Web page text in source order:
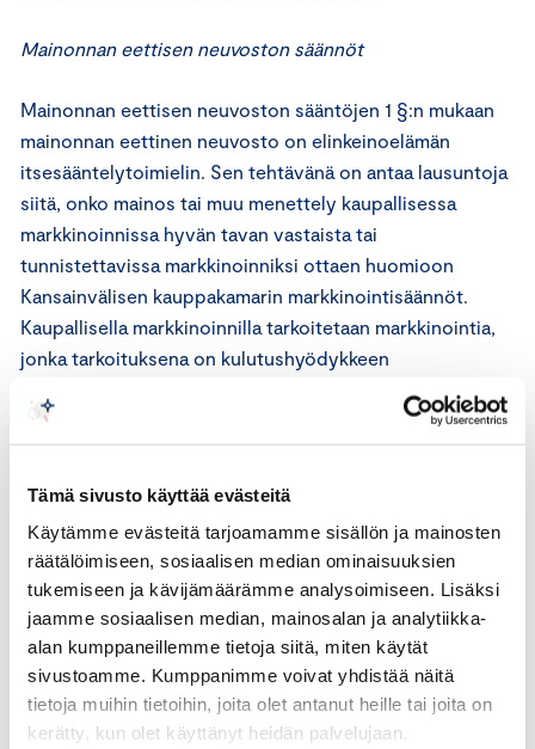
Tämä sivusto käyttää evästeitä
Käytämme evästeitä tarjoamamme sisällön ja mainosten
räätälöimiseen, sosiaalisen median ominaisuuksien
tukemiseen ja kävijämäärämme analysoimiseen. Lisäksi
jaamme sosiaalisen median, mainosalan ja analytiikka-
alan kumppaneillemme tietoja siitä, miten käytät
sivustoamme. Kumppanimme voivat yhdistää näitä
tietoja muihin tietoihin, joita olet antanut heille tai joita on
kerätty, kun olet käyttänyt heidän palvelujaan.
Mainonnan eettisen neuvoston säännöt
Mainonnan eettisen neuvoston sääntöjen 1 §:n mukaan
mainonnan eettinen neuvosto on elinkeinoelämän
itsesääntelytoimielin. Sen tehtävänä on antaa lausuntoja
siitä, onko mainos tai muu menettely kaupallisessa
markkinoinnissa hyvän tavan vastaista tai
tunnistettavissa markkinoinniksi ottaen huomioon
Kansainvälisen kauppakamarin markkinointisäännöt.
Kaupallisella markkinoinnilla tarkoitetaan markkinointia,
jonka tarkoituksena on kulutushyödykkeen
Kansainvälisen kauppakamarin (ICC) markkinointisäännöt
ICC:n markkinointisääntöjen 7 artiklan mukaan
markkinoinnin on oltava esitystavasta ja mediasta
riippumatta selkeästi tunnistettavissa markkinoinniksi.
Markkinoinnin kaupallinen tarkoitus tulee käydä selkeästi
ilmi. Kuluttajaa ei tule johtaa harhaan menettelyn
kaupallisen luonteen osalta. Tuotteen markkinointia ei
tule naamioida esimerkiksi markkinatutkimukseksi,